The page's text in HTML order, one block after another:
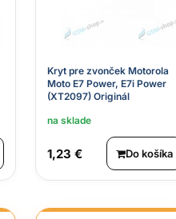
Kryt pre zvonček Motorola
Moto E7 Power, E7i Power
(XT2097) Originál
na sklade
1,23 € Do košíka